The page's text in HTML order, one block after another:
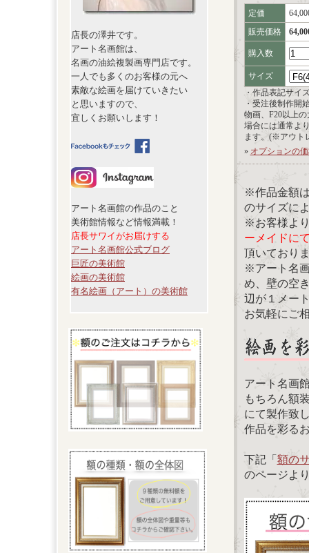
店長の澤井です。
アート名画館は、
名画の油絵複製画専門店です。
一人でも多くのお客様の元へ
素敵な絵画を届けていきたい
と思いますので、
宜しくお願いします！
アート名画館の作品のこと
美術館情報など情報満載！
店長サワイがお届けする
アート名画館公式ブログ
巨匠の美術館
絵画の美術館
有名絵画（アート）の美術館
定価
販売価格
購入数
サイズ
・作品表記サイ
・受注後制作開
物画、F20以上
場合には通常よ
ます。(※アウト
» オプションの
※作品金額
のサイズに
※お客様よ
ーメイドに
頂いており
※アート名
め、壁の空
辺が１メー
お気軽にご
アート名画
もちろん額
にて製作致
作品を彩る
下記「額の
のページよ